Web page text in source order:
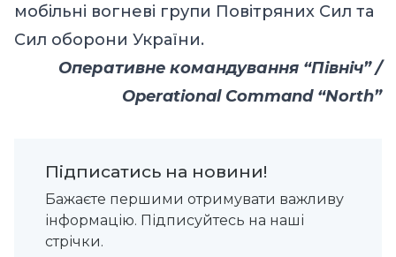
мобільні вогневі групи Повітряних Сил та
Сил оборони України.
Оперативне командування “Північ” /
Operational Command “North”
Підписатись на новини!
Бажаєте першими отримувати важливу
інформацію. Підписуйтесь на наші
стрічки.